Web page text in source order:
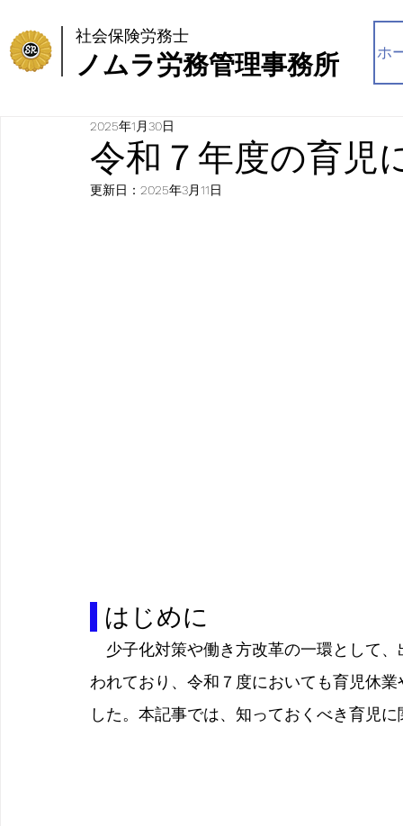
ノムラ労務管理事務所
社会保険労務士
ホ
令和７年度の育児
2025年1月30日
更新日： 2025年3月11日
はじめに
少子化対策や働き方改革の一環として
われており、令和７度においても育児休
した。本記事では、知っておくべき育児